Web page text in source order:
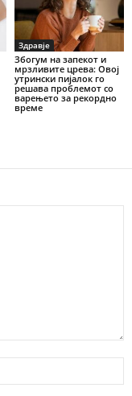
Здравје
Збогум на запекот и
мрзливите црева: Овој
утрински пијалок го
решава проблемот со
варењето за рекордно
време